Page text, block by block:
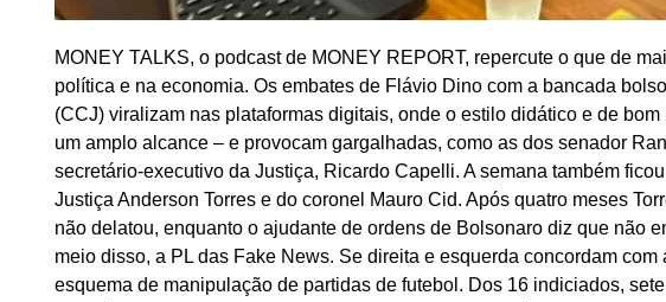
MONEY TALKS, o podcast de MONEY REPORT, repercute o que de
política e na economia. Os embates de Flávio Dino com a bancada
(CCJ) viralizam nas plataformas digitais, onde o estilo didático e de
um amplo alcance – e provocam gargalhadas, como as dos senador
secretário-executivo da Justiça, Ricardo Capelli. A semana também
Justiça Anderson Torres e do coronel Mauro Cid. Após quatro meses
não delatou, enquanto o ajudante de ordens de Bolsonaro diz que não
meio disso, a PL das Fake News. Se direita e esquerda concordam
esquema de manipulação de partidas de futebol. Dos 16 indiciados,